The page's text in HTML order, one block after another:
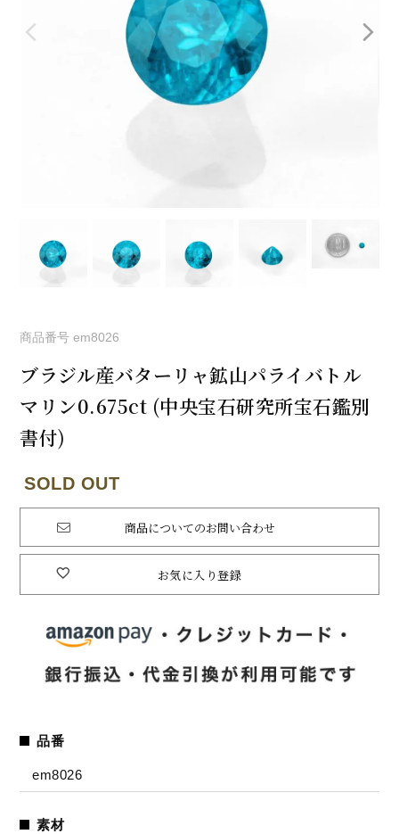
商品番号 em8026
ブラジル産バターリャ鉱山パライバトル
マリン0.675ct (中央宝石研究所宝石鑑別
書付)
お気に入り登録
商品についてのお問い合わせ
品番
em8026
素材